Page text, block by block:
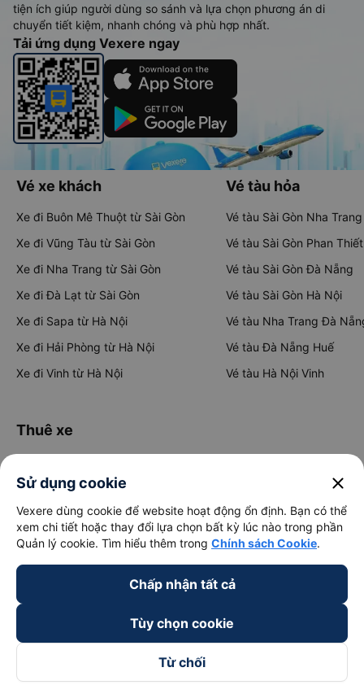
tiện ích giúp người dùng so sánh và lựa chọn phương án di
chuyển tiết kiệm, nhanh chóng và phù hợp nhất.
Tải ứng dụng Vexere ngay
Vé xe khách
Xe đi Buôn Mê Thuột từ Sài Gòn
Xe đi Vũng Tàu từ Sài Gòn
Xe đi Nha Trang từ Sài Gòn
Xe đi Đà Lạt từ Sài Gòn
Xe đi Sapa từ Hà Nội
Xe đi Hải Phòng từ Hà Nội
Xe đi Vinh từ Hà Nội
Vé tàu hỏa
Vé tàu Sài Gòn Nha Trang
Vé tàu Sài Gòn Phan Thiết
Vé tàu Sài Gòn Đà Nẵng
Vé tàu Sài Gòn Hà Nội
Vé tàu Nha Trang Đà
Vé tàu Đà Nẵng Huế
Vé tàu Hà Nội Vinh
Thuê xe
Hà Nội đi Hạ Long
Hà Nội đi Sa Pa
Hà Nội đi Tam Đảo
Đà Nẵng đi Hội An
Xem tất cả tuyến đường
Sử dụng cookie close
Vexere dùng cookie để website hoạt động ổn định. Bạn có thể
xem chi tiết hoặc thay đổi lựa chọn bất kỳ lúc nào trong phần
Quản lý cookie. Tìm hiểu thêm trong Chính sách Cookie.
Chấp nhận tất cả
Tùy chọn cookie
Từ chối